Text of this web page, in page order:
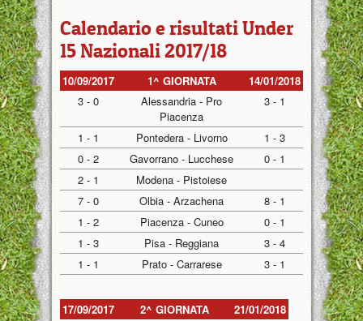
Calendario e risultati Under
15 Nazionali 2017/18
10/09/2017 1^ GIORNATA
14/01/2018
3 - 0
Alessandria - Pro
Piacenza
3 - 1
1 - 1 Pontedera - Livorno
1 - 3
0 - 2
Gavorrano - Lucchese
0 - 1
2 - 1
Modena - Pistoiese
7 - 0
Olbia - Arzachena
8 - 1
1 - 2
Piacenza - Cuneo
0 - 1
1 - 3
Pisa - Reggiana
3 - 4
1 - 1
Prato - Carrarese 3 - 1
17/09/2017 2^ GIORNATA
21/01/2018